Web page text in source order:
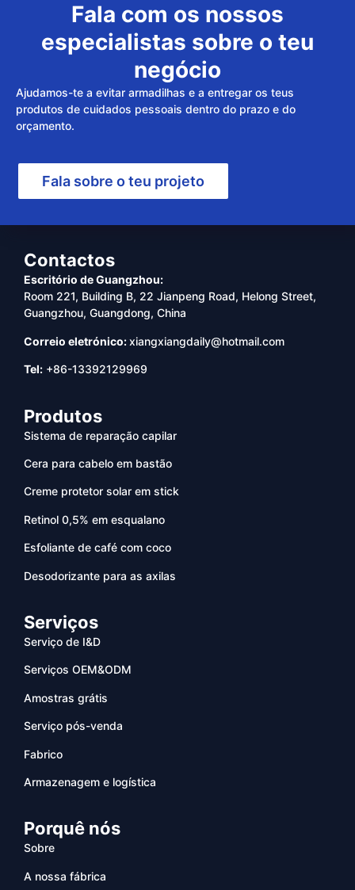
Fala com os nossos
especialistas sobre o teu
negócio
Ajudamos-te a evitar armadilhas e a entregar os teus
produtos de cuidados pessoais dentro do prazo e do
orçamento.
Fala sobre o teu projeto
Contactos
Escritório de Guangzhou:
Room 221, Building B, 22 Jianpeng Road, Helong Street,
Guangzhou, Guangdong, China
Correio eletrónico:xiangxiangdaily@hotmail.com
Tel: +86-13392129969
Produtos
Sistema de reparação capilar
Cera para cabelo em bastão
Creme protetor solar em stick
Retinol 0,5% em esqualano
Esfoliante de café com coco
Desodorizante para as axilas
Serviços
Serviço de I&D
Serviços OEM&ODM
Amostras grátis
Serviço pós-venda
Fabrico
Armazenagem e logística
Porquê nós
Sobre
A nossa fábrica